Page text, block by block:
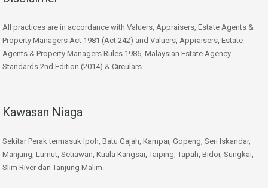
All practices are in accordance with Valuers, Appraisers, Estate Agents &
Property Managers Act 1981 (Act 242) and Valuers, Appraisers, Estate
Agents & Property Managers Rules 1986, Malaysian Estate Agency
Standards 2nd Edition (2014) & Circulars.
Kawasan Niaga
Sekitar Perak termasuk Ipoh, Batu Gajah, Kampar, Gopeng, Seri Iskandar,
Manjung, Lumut, Setiawan, Kuala Kangsar, Taiping, Tapah, Bidor, Sungkai,
Slim River dan Tanjung Malim.